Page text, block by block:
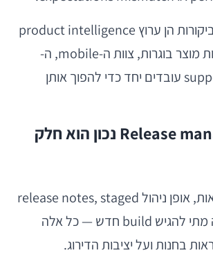
במילים אחרות, ביקורות הן ערוץ product intelligence
לכל דבר. בחברות מוצר בוגרות, צוות ה-mobile, ה-
product וה-support עובדים יחד כדי להפוך אותן
Release management נכון הוא חלק
קצב שחרור גרסאות, אופן ניהול release notes, staged
rollout והחלטה מתי להגיש build חדש — כל אלה
בחנות ועל יציבות הדירוג.